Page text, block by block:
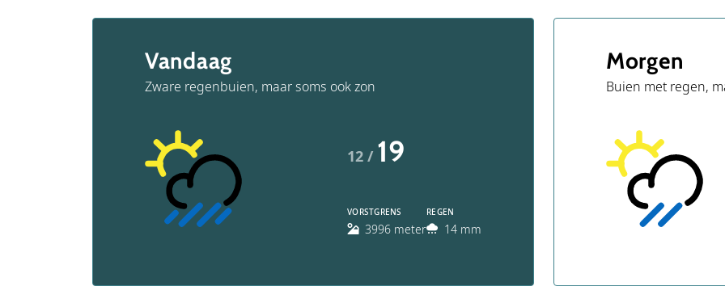
Vandaag
Zware regenbuien, maar soms ook zon
12 / 19
VORSTGRENS
3996 meter
REGEN
14 mm
Morgen
Buien met regen,